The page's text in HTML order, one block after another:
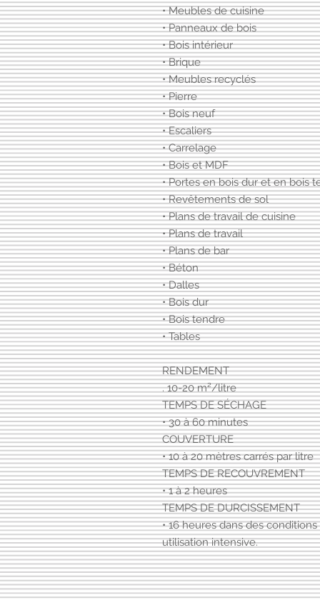
• Meubles de cuisine
• Panneaux de bois
• Bois intérieur
• Brique
• Meubles recyclés
• Pierre
• Bois neuf
• Escaliers
• Carrelage
• Bois et MDF
• Portes en bois dur et en bois
• Revêtements de sol
• Plans de travail de cuisine
• Plans de travail
• Plans de bar
• Béton
• Dalles
• Bois dur
• Bois tendre
• Tables
RENDEMENT
. 10-20 m²/litre
TEMPS DE SÉCHAGE
• 30 à 60 minutes
COUVERTURE
• 10 à 20 mètres carrés par litre
TEMPS DE RECOUVREMENT
• 1 à 2 heures
TEMPS DE DURCISSEMENT
• 16 heures dans des
utilisation intensive.